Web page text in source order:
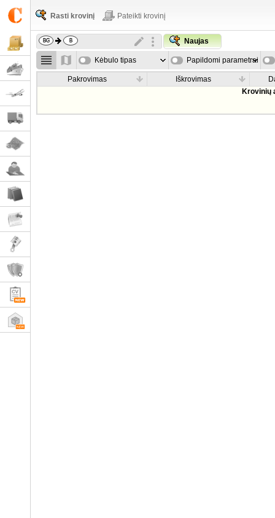
Rasti krovinį Pateikti krovinį
Naujas
Kėbulo tipas Papildomi parametrai
Pakrovimas Iškrovimas
Krovinių